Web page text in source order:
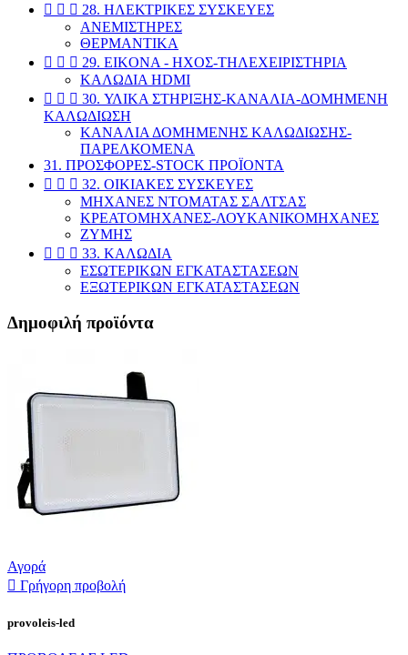
   28. ΗΛΕΚΤΡΙΚΕΣ ΣΥΣΚΕΥΕΣ
ΑΝΕΜΙΣΤΗΡΕΣ
ΘΕΡΜΑΝΤΙΚΑ
   29. EIKONA - ΗΧΟΣ-ΤΗΛΕΧΕΙΡΙΣΤΗΡΙΑ
ΚΑΛΩΔΙΑ HDMI
   30. ΥΛΙΚΑ ΣΤΗΡΙΞΗΣ-ΚΑΝΑΛΙΑ-ΔΟΜΗΜΕΝΗ
ΚΑΛΩΔΙΩΣΗ
ΚΑΝΑΛΙΑ ΔΟΜΗΜΕΝΗΣ ΚΑΛΩΔΙΩΣΗΣ-
ΠΑΡΕΛΚΟΜΕΝΑ
31. ΠΡΟΣΦΟΡΕΣ-STOCK ΠΡΟΪΟΝΤΑ
   32. ΟΙΚΙΑΚΕΣ ΣΥΣΚΕΥΕΣ
ΜΗΧΑΝΕΣ ΝΤΟΜΑΤΑΣ ΣΑΛΤΣΑΣ
KΡΕΑΤΟΜΗΧΑΝΕΣ-ΛΟΥΚΑΝΙΚΟΜΗΧΑΝΕΣ
ΖΥΜΗΣ
   33. ΚΑΛΩΔΙΑ
ΕΣΩΤΕΡΙΚΩΝ ΕΓΚΑΤΑΣΤΑΣΕΩΝ
ΕΞΩΤΕΡΙΚΩΝ ΕΓΚΑΤΑΣΤΑΣΕΩΝ
Δημοφιλή προϊόντα
Αγορά
 Γρήγορη προβολή
provoleis-led